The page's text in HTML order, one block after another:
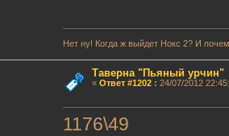
Нет ну! Когда ж выйдет Нокс 2? И
Таверна "Пьяный урчин"
« Ответ #1202: 24/07/2012
1176\49